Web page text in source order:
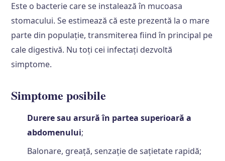
Este o bacterie care se instalează în mucoasa
stomacului. Se estimează că este prezentă la o mare
parte din populație, transmiterea fiind în principal pe
cale digestivă. Nu toți cei infectați dezvoltă
simptome.
Simptome posibile
Durere sau arsură în partea superioară a
abdomenului;
Balonare, greață, senzație de sațietate rapidă;